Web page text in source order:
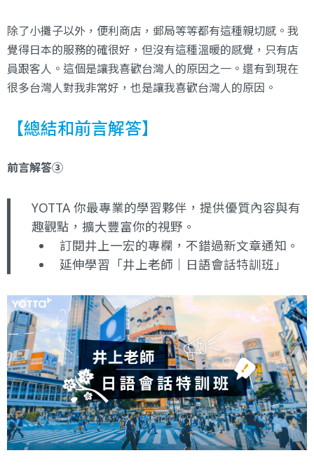
除了小攤子以外，便利商店，郵局等等都有這種親切感。我
覺得日本的服務的確很好，但沒有這種溫暖的感覺，只有店
員跟客人。這個是讓我喜歡台灣人的原因之一。還有到現在
很多台灣人對我非常好，也是讓我喜歡台灣人的原因。
【總結和前言解答】
前言解答③
YOTTA 你最專業的學習夥伴，提供優質內容與有
趣觀點，擴大豐富你的視野。
訂閱井上一宏的專欄 ，不錯過新文章通知。
延伸學習 「井上老師｜日語會話特訓班」